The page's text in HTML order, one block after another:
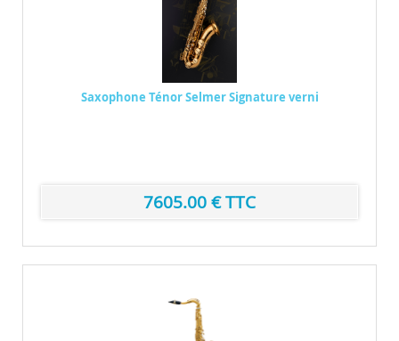
Saxophone Ténor Selmer Signature verni
7605.00 € TTC
Après un siècle d’innovation et de fabrication 100 %